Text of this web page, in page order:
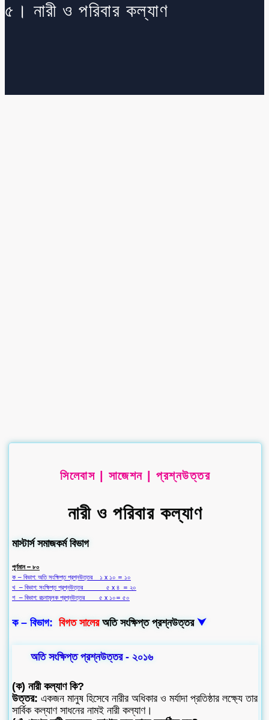
৫। নারী ও পরিবার কল্যাণ
সিলেবাস | সাজেশন | প্রশ্নউত্তর
নারী ও পরিবার কল্যাণ
মাস্টার্স সমাজকর্ম বিভাগ
পূর্ণমান – ৮০
ক – বিভাগ: অতি সংক্ষিপ্ত প্রশ্নউত্তর ১ x ১০ = ১০
খ – বিভাগ: সংক্ষিপ্ত প্রশ্নউত্তর ৫ x ৪ = ২০
গ – বিভাগ: রচনামূলক প্রশ্নউত্তর ৫ x ১০= ৫০
ক – বিভাগ: বিগত সালের অতি সংক্ষিপ্ত প্রশ্নউত্তর ⮟
অতি সংক্ষিপ্ত প্রশ্নউত্তর - ২০১৬
(ক) নারী কল্যাণ কি?
উত্তর: একজন মানুষ হিসেবে নারীর অধিকার ও মর্যাদা প্রতিষ্ঠার লক্ষ্যে তার
সার্বিক কল্যাণ সাধনের নামই নারী কল্যাণ।